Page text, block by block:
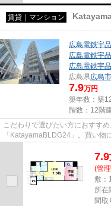
賃貸｜マンション
広島電鉄宇
広島電鉄宇
広島電鉄宇
広島県広島
7.9万円
築年数：築
階数：12階
こだわりで選びたい方におすす
「KatayamaBLDG24」。買い
7.9
(管
敷：
所在
間取